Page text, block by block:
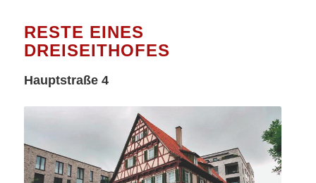
RESTE EINES
DREISEITHOFES
Hauptstraße 4